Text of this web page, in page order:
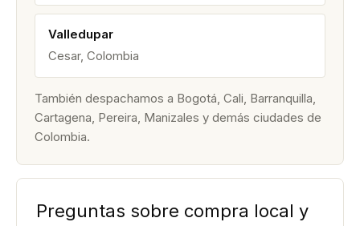
Valledupar
Cesar, Colombia
También despachamos a Bogotá, Cali, Barranquilla,
Cartagena, Pereira, Manizales y demás ciudades de
Colombia.
Preguntas sobre compra local y